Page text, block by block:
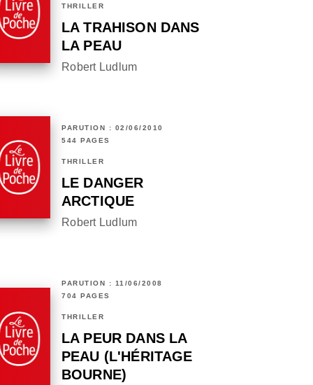
THRILLER
LA TRAHISON DANS
LA PEAU
Robert Ludlum
PARUTION : 02/06/2010
544 PAGES
THRILLER
LE DANGER
ARCTIQUE
Robert Ludlum
PARUTION : 11/06/2008
704 PAGES
THRILLER
LA PEUR DANS LA
PEAU (L'HÉRITAGE
BOURNE)